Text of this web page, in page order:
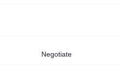
Negotiate